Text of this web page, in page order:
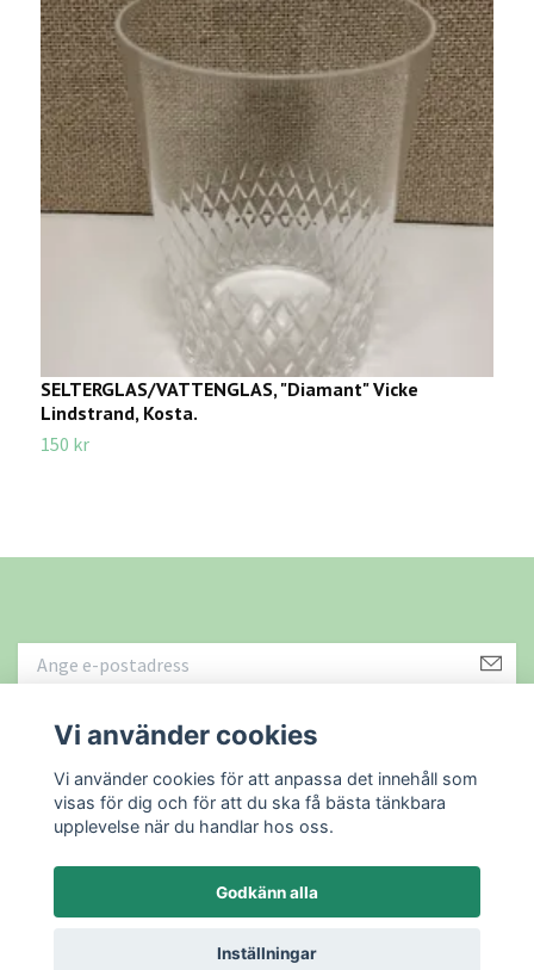
SELTERGLAS/VATTENGLAS, "Diamant" Vicke
Lindstrand, Kosta.
150 kr
Läs mer
© 2026 Återbruket i Sundsvall ABPowered by Quickbutik
Vi använder cookies
Vi använder cookies för att anpassa det innehåll som
visas för dig och för att du ska få bästa tänkbara
upplevelse när du handlar hos oss.
Godkänn alla
Inställningar